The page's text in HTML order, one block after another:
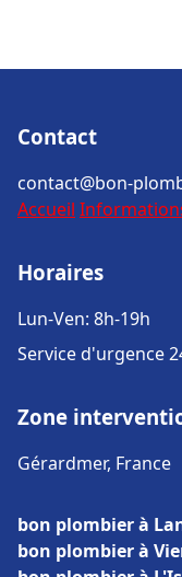
Contact
contact@bon-
Accueil
Horaires
Lun-Ven: 8h-19h
Service d'urgence
Zone
Gérardmer, France
bon plombier à
bon plombier à